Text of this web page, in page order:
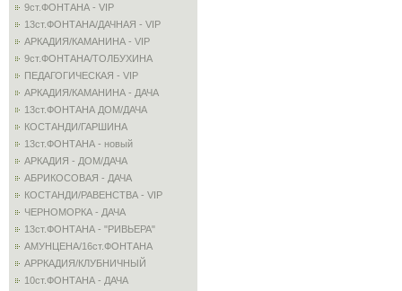
9ст.ФОНТАНА - VIP
13ст.ФОНТАНА/ДАЧНАЯ - VIP
АРКАДИЯ/КАМАНИНА - VIP
9ст.ФОНТАНА/ТОЛБУХИНА
ПЕДАГОГИЧЕСКАЯ - VIP
АРКАДИЯ/КАМАНИНА - ДАЧА
13ст.ФОНТАНА ДОМ/ДАЧА
КОСТАНДИ/ГАРШИНА
13ст.ФОНТАНА - новый
АРКАДИЯ - ДОМ/ДАЧА
АБРИКОСОВАЯ - ДАЧА
КОСТАНДИ/РАВЕНСТВА - VIP
ЧЕРНОМОРКА - ДАЧА
13ст.ФОНТАНА - "РИВЬЕРА"
АМУНЦЕНА/16ст.ФОНТАНА
АРРКАДИЯ/КЛУБНИЧНЫЙ
10ст.ФОНТАНА - ДАЧА